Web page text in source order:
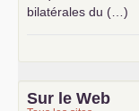
bilatérales du (…)
Sur le Web